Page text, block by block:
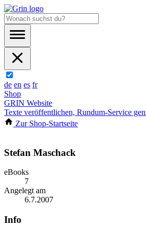
de en es fr
Shop
GRIN Website
Texte veröffentlichen, Rundum-Service
Zur Shop-Startseite
Stefan Maschack
eBooks
7
Angelegt am
6.7.2007
Info